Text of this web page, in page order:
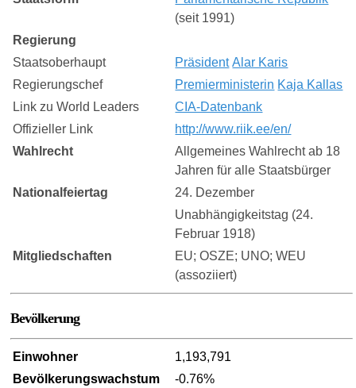
(seit 1991)
Regierung
Staatsoberhaupt
Präsident Alar Karis
Regierungschef
Premierministerin Kaja Kallas
Link zu World Leaders
CIA-Datenbank
Offizieller Link
http://www.riik.ee/en/
Wahlrecht
Allgemeines Wahlrecht ab 18
Jahren für alle Staatsbürger
Nationalfeiertag
24. Dezember
Unabhängigkeitstag (24.
Februar 1918)
Mitgliedschaften
EU; OSZE; UNO; WEU
(assoziiert)
Bevölkerung
Einwohner
1,193,791
Bevölkerungswachstum
-0.76%